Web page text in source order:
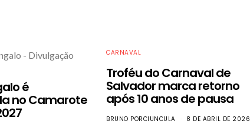
é
no Camarote
CARNAVAL
Troféu do Carnaval de
Salvador marca retorno
após 10 anos de pausa
BRUNO PORCIUNCULA 8 DE ABRIL DE 2026